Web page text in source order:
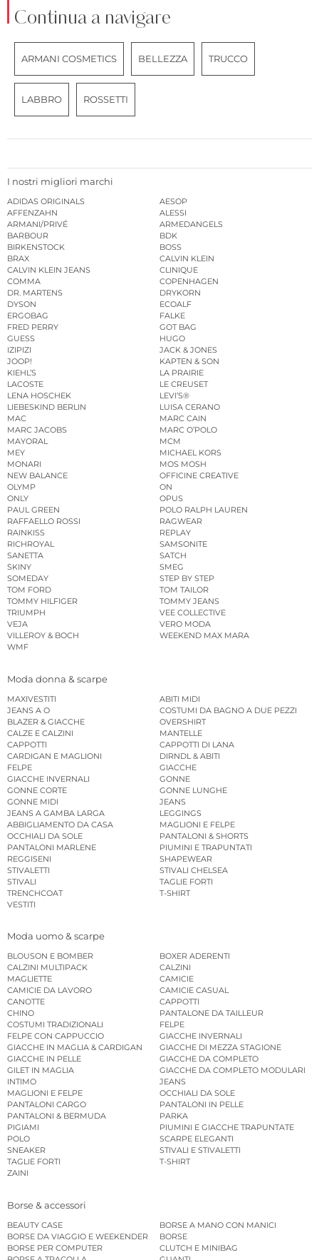
Continua a navigare
ARMANI COSMETICS BELLEZZA TRUCCO
LABBRO ROSSETTI
I nostri migliori marchi
ADIDAS ORIGINALS
AESOP
AFFENZAHN
ALESSI
ARMANI/PRIVÉ
ARMEDANGELS
BARBOUR
BDK
BIRKENSTOCK
BOSS
BRAX
CALVIN KLEIN
CALVIN KLEIN JEANS
CLINIQUE
COMMA
COPENHAGEN
DR. MARTENS
DRYKORN
DYSON
ECOALF
ERGOBAG
FALKE
FRED PERRY
GOT BAG
GUESS
HUGO
IZIPIZI
JACK & JONES
JOOP!
KAPTEN & SON
KIEHL’S
LA PRAIRIE
LACOSTE
LE CREUSET
LENA HOSCHEK
LEVI’S®
LIEBESKIND BERLIN
LUISA CERANO
MAC
MARC CAIN
MARC JACOBS
MARC O’POLO
MAYORAL
MCM
MEY
MICHAEL KORS
MONARI
MOS MOSH
NEW BALANCE
OFFICINE CREATIVE
OLYMP
ON
ONLY
OPUS
PAUL GREEN
POLO RALPH LAUREN
RAFFAELLO ROSSI
RAGWEAR
RAINKISS
REPLAY
RICHROYAL
SAMSONITE
SANETTA
SATCH
SKINY
SMEG
SOMEDAY
STEP BY STEP
TOM FORD
TOM TAILOR
TOMMY HILFIGER
TOMMY JEANS
TRIUMPH
VEE COLLECTIVE
VEJA
VERO MODA
VILLEROY & BOCH
WEEKEND MAX MARA
WMF
Moda donna & scarpe
MAXIVESTITI
ABITI MIDI
JEANS A O
COSTUMI DA BAGNO A DUE PEZZI
BLAZER & GIACCHE
OVERSHIRT
CALZE E CALZINI
MANTELLE
CAPPOTTI
CAPPOTTI DI LANA
CARDIGAN E MAGLIONI
DIRNDL & ABITI
FELPE
GIACCHE
GIACCHE INVERNALI
GONNE
GONNE CORTE
GONNE LUNGHE
GONNE MIDI
JEANS
JEANS A GAMBA LARGA
LEGGINGS
ABBIGLIAMENTO DA CASA
MAGLIONI E FELPE
OCCHIALI DA SOLE
PANTALONI & SHORTS
PANTALONI MARLENE
PIUMINI E TRAPUNTATI
REGGISENI
SHAPEWEAR
STIVALETTI
STIVALI CHELSEA
STIVALI
TAGLIE FORTI
TRENCHCOAT
T-SHIRT
VESTITI
Moda uomo & scarpe
BLOUSON E BOMBER
BOXER ADERENTI
CALZINI MULTIPACK
CALZINI
MAGLIETTE
CAMICIE
CAMICIE DA LAVORO
CAMICIE CASUAL
CANOTTE
CAPPOTTI
CHINO
PANTALONE DA TAILLEUR
COSTUMI TRADIZIONALI
FELPE
FELPE CON CAPPUCCIO
GIACCHE INVERNALI
GIACCHE IN MAGLIA & CARDIGAN
GIACCHE DI MEZZA STAGIONE
GIACCHE IN PELLE
GIACCHE DA COMPLETO
GILET IN MAGLIA
GIACCHE DA COMPLETO MODULARI
INTIMO
JEANS
MAGLIONI E FELPE
OCCHIALI DA SOLE
PANTALONI CARGO
PANTALONI IN PELLE
PANTALONI & BERMUDA
PARKA
PIGIAMI
PIUMINI E GIACCHE TRAPUNTATE
POLO
SCARPE ELEGANTI
SNEAKER
STIVALI E STIVALETTI
TAGLIE FORTI
T-SHIRT
ZAINI
Borse & accessori
BEAUTY CASE
BORSE A MANO CON MANICI
BORSE DA VIAGGIO E WEEKENDER
BORSE
BORSE PER COMPUTER
CLUTCH E MINIBAG